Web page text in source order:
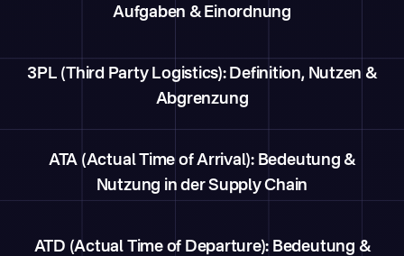
Aufgaben & Einordnung
3PL (Third Party Logistics): Definition, Nutzen &
Abgrenzung
ATA (Actual Time of Arrival): Bedeutung &
Nutzung in der Supply Chain
ATD (Actual Time of Departure): Bedeutung &